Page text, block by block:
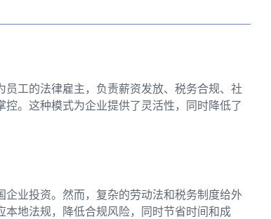
工的法律雇主，负责薪资发放、税务合规、社
。这种模式为企业提供了灵活性，同时降低了
业投资。然而，复杂的劳动法和税务制度给外
地法规，降低合规风险，同时节省时间和成